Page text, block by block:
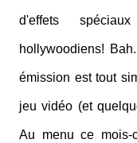
d'effets
hollywoodiens!
émission est tout
jeu vidéo (et
Au menu ce